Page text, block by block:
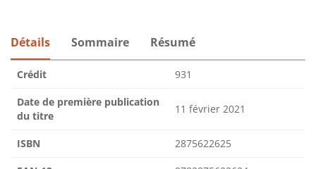
Détails Sommaire Résumé
Crédit 931
Date de première publication
du titre
11 février 2021
ISBN 2875622625